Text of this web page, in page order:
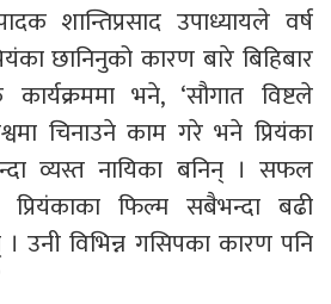
शान्तिप्रसाद उपाध्यायले वर्ष
छानिनुको कारण बारे बिहिबार
भने, ‘सौगात विष्टले
चिनाउने काम गरे भने प्रियंका
व्यस्त नायिका बनिन् । सफल
फिल्म सबैभन्दा बढी
उनी विभिन्न गसिपका कारण पनि